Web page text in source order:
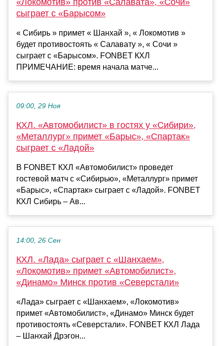
сыграет с «Барысом»
« Сибирь » примет « Шанхай », « Локомотив »
будет противостоять « Салавату », « Сочи »
сыграет с «Барысом». FONBET КХЛ
ПРИМЕЧАНИЕ: время начала матче...
09:00, 29 Ноя
КХЛ. «Автомобилист» в гостях у «Сибири»,
«Металлург» примет «Барыс», «Спартак»
сыграет с «Ладой»
В FONBET КХЛ «Автомобилист» проведет
гостевой матч с «Сибирью», «Металлург» примет
«Барыс», «Спартак» сыграет с «Ладой». FONBET
КХЛ Сибирь – Ав...
14:00, 26 Сен
КХЛ. «Лада» сыграет с «Шанхаем»,
«Локомотив» примет «Автомобилист»,
«Динамо» Минск против «Северстали»
«Лада» сыграет с «Шанхаем», «Локомотив»
примет «Автомобилист», «Динамо» Минск будет
противостоять «Северстали». FONBET КХЛ Лада
– Шанхай Дрэгон...